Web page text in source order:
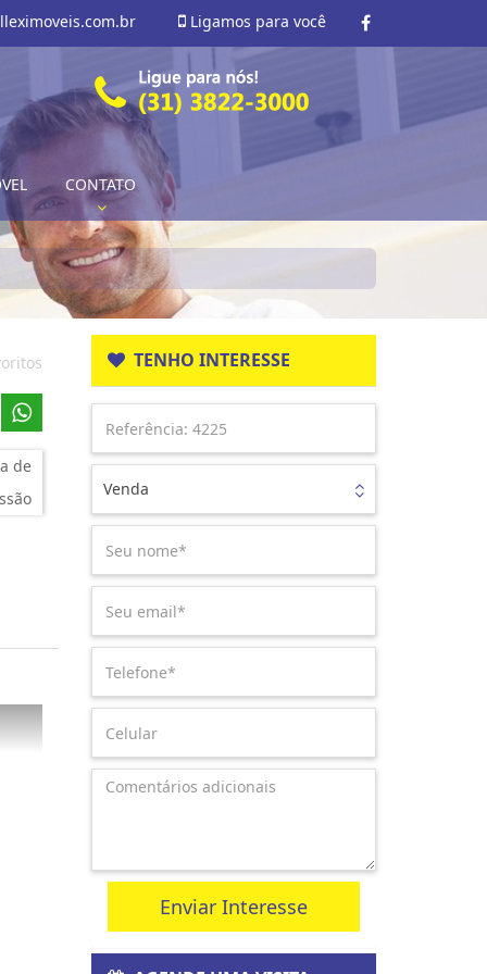
Ligamos para você
CONTATO
de
TENHO INTERESSE
Venda
Enviar Interesse